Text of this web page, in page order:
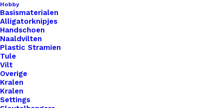
Hobby
Basismaterialen
Alligatorknipjes
Handschoen
Naaldvilten
Plastic Stramien
Tule
Vilt
Overige
Kralen
Kralen
Settings